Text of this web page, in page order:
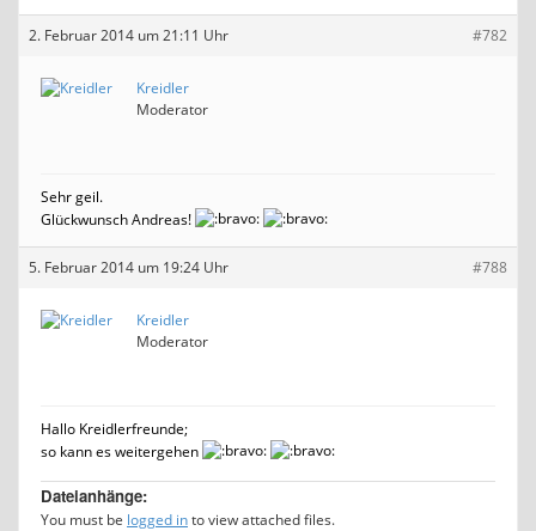
2. Februar 2014 um 21:11 Uhr #782
Kreidler
Moderator
Sehr geil.
Glückwunsch Andreas!
5. Februar 2014 um 19:24 Uhr #788
Kreidler
Moderator
Hallo Kreidlerfreunde;
so kann es weitergehen
Dateianhänge:
You must be logged into view attached files.